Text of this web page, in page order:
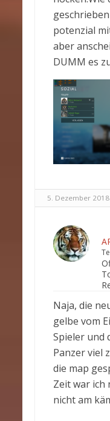
potenzial
aber
DUMM es
5. Dezember
Naja, die
gelbe vom
Spieler und
Panzer viel
die map
Zeit war ich
nicht am